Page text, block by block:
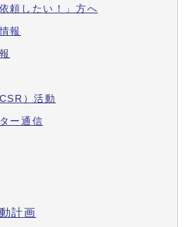
頼したい！」方へ
報
）活動
ー通信
計画